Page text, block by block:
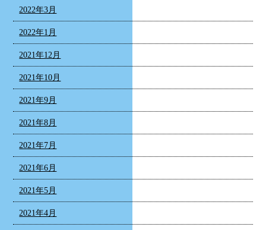
2022年3月
2022年1月
2021年12月
2021年10月
2021年9月
2021年8月
2021年7月
2021年6月
2021年5月
2021年4月